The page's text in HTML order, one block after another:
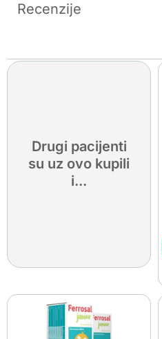
Recenzije
Drugi pacijenti
su uz ovo kupili
i...